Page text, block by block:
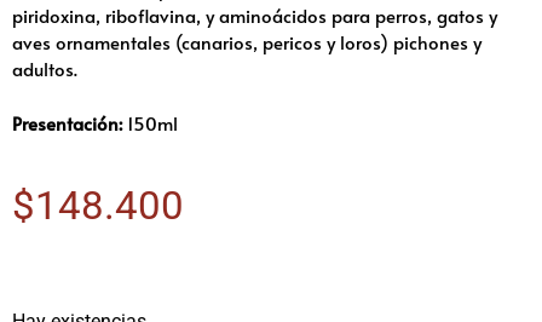
piridoxina, riboflavina, y aminoácidos para perros, gatos y
aves ornamentales (canarios, pericos y loros) pichones y
adultos.
Presentación:150ml
$148.400